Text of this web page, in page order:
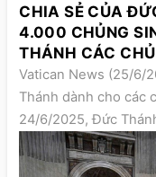
CHIA SẺ CỦA
4.000 CHỦNG
THÁNH CÁC
Vatican News (25/6/
Thánh dành cho các
24/6/2025, Đức
chủng sinh hiện
gọi họ đào luyện để